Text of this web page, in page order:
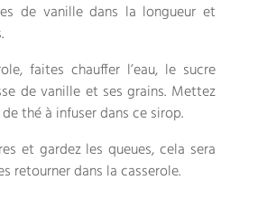
de vanille dans la longueur et
faites chauffer l’eau, le sucre
de vanille et ses grains. Mettez
thé à infuser dans ce sirop.
et gardez les queues, cela sera
retourner dans la casserole.